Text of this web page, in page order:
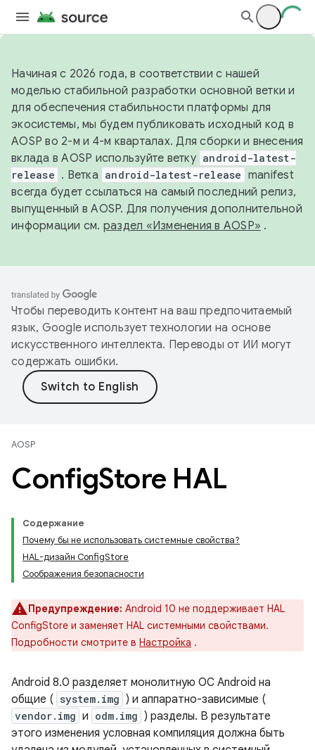
Начиная с 2026 года, в соответствии с нашей
моделью стабильной разработки основной ветки и
для обеспечения стабильности платформы для
экосистемы, мы будем публиковать исходный код в
AOSP во 2-м и 4-м кварталах. Для сборки и внесения
вклада в AOSP используйте ветку android-latest-
release . Ветка android-latest-release manifest
всегда будет ссылаться на самый последний релиз,
выпущенный в AOSP. Для получения дополнительной
информации см. раздел «Изменения в AOSP» .
Чтобы переводить контент на ваш предпочитаемый
язык, Google использует технологии на основе
искусственного интеллекта. Переводы от ИИ могут
содержать ошибки.
AOSP
ConfigStore HAL
Содержание
Почему бы не использовать системные свойства?
HAL-дизайн ConfigStore
Соображения безопасности
Предупреждение: Android 10 не поддерживает HAL
ConfigStore и заменяет HAL системными свойствами.
Подробности смотрите в Настройка .
Android 8.0 разделяет монолитную ОС Android на
общие ( system.img ) и аппаратно-зависимые (
vendor.img и odm.img ) разделы. В результате
этого изменения условная компиляция должна быть